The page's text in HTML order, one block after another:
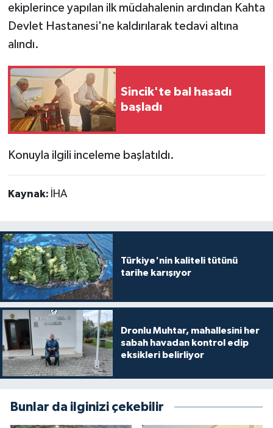
ekiplerince yapılan ilk müdahalenin ardından Kahta
Devlet Hastanesi'ne kaldırılarak tedavi altına
alındı.
Sincik'te bal hasadı
başladı
Konuyla ilgili inceleme başlatıldı.
Kaynak: İHA
Türkiye'nin kaliteli tütünü
tarihe karışıyor
Dronlu Muhtar, mahallesini her
sabah havadan kontrol edip
eksikleri belirliyor
Bunlar da ilginizi çekebilir